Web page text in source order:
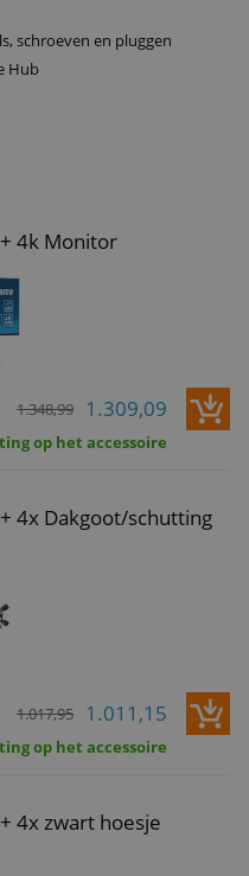
2-Pack
in huis – robuust, draadloos
schroeven en pluggen
Hub
4k Monitor
1.309,09
1.348,99
op het accessoire
4x Dakgoot/schutting
1.011,15
1.017,95
op het accessoire
4x zwart hoesje